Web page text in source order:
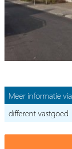
Meer informatie via
different vastgoed